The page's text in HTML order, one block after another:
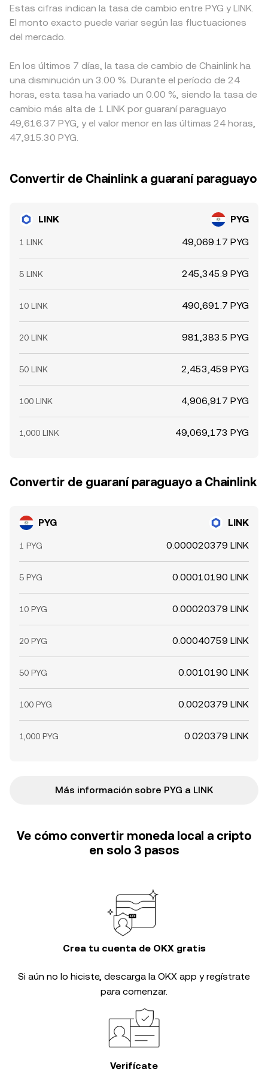
Estas cifras indican la tasa de cambio entre PYG y LINK.
El monto exacto puede variar según las fluctuaciones
del mercado.
En los últimos 7 días, la tasa de cambio de Chainlink ha
una disminución un 3.00 %. Durante el período de 24
horas, esta tasa ha variado un 0.00 %, siendo la tasa de
cambio más alta de 1 LINK por guaraní paraguayo
49,616.37 PYG, y el valor menor en las últimas 24 horas,
47,915.30 PYG.
Convertir de Chainlink a guaraní paraguayo
LINK PYG
1 LINK 49,069.17 PYG
5 LINK 245,345.9 PYG
10 LINK 490,691.7 PYG
20 LINK 981,383.5 PYG
50 LINK 2,453,459 PYG
100 LINK 4,906,917 PYG
1,000 LINK 49,069,173 PYG
Convertir de guaraní paraguayo a Chainlink
PYG LINK
1 PYG 0.000020379 LINK
5 PYG 0.00010190 LINK
10 PYG 0.00020379 LINK
20 PYG 0.00040759 LINK
50 PYG 0.0010190 LINK
100 PYG 0.0020379 LINK
1,000 PYG 0.020379 LINK
Más información sobre PYG a LINK
Ve cómo convertir moneda local a cripto
en solo 3 pasos
Crea tu cuenta de OKX gratis
Si aún no lo hiciste, descarga la OKX app y regístrate
para comenzar.
Verifícate